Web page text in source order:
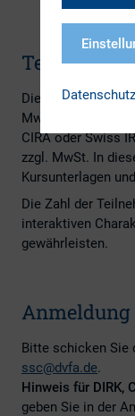
Die Kosten des
MwSt. Für
CIRA oder Swiss
zzgl. MwSt. In
Kursunterlagen
Die Zahl der
interaktiven
gewährleisten.
Anmeldung
Bitte schicken Sie
ssc@dvfa.de.
Hinweis für DIRK,
geben Sie in der